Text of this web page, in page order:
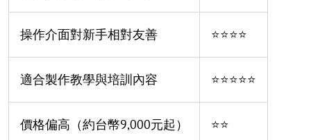
操作介面對新手相對友善 ⭐⭐⭐⭐
適合製作教學與培訓內容 ⭐⭐⭐⭐⭐
價格偏高（約台幣9,000元起） ⭐⭐